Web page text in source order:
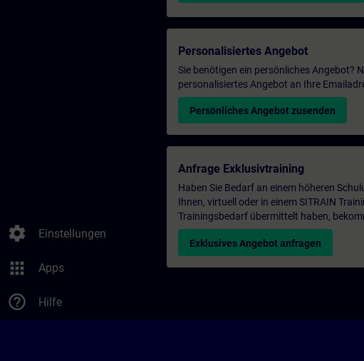
settings Einstellungen
apps Apps
help_outline Hilfe
Personalisiertes Angebot
Sie benötigen ein persönliches Angebot?
personalisiertes Angebot an Ihre
Persönliches Angebot zusenden
Anfrage Exklusivtraining
Haben Sie Bedarf an einem höheren
Ihnen, virtuell oder in einem SITRAIN
Trainingsbedarf übermittelt haben,
Exklusives Angebot anfragen